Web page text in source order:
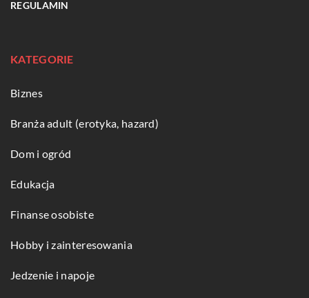
REGULAMIN
KATEGORIE
Biznes
Branża adult (erotyka, hazard)
Dom i ogród
Edukacja
Finanse osobiste
Hobby i zainteresowania
Jedzenie i napoje